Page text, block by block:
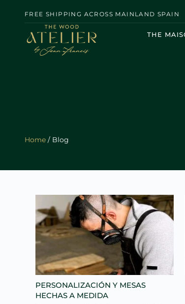
FREE SHIPPING ACROSS MAINLAND SPAIN
THE
Home / Blog
PERSONALIZACIÓN Y MESAS
HECHAS A MEDIDA